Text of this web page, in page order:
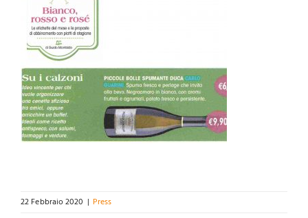
22 Febbraio 2020 | Press